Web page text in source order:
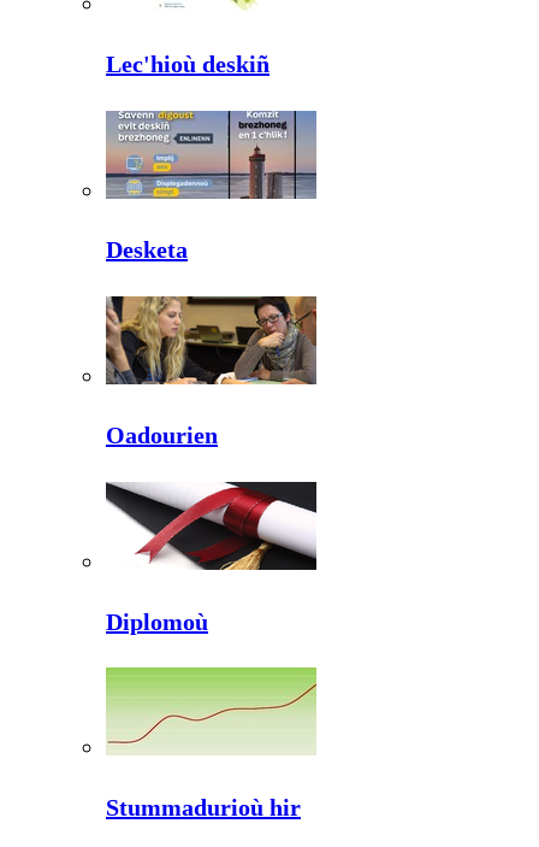
Lec'hioù deskiñ
Desketa
Oadourien
Diplomoù
Stummadurioù hir